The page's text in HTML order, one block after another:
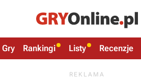
Gry Rankingi Listy Recenzje